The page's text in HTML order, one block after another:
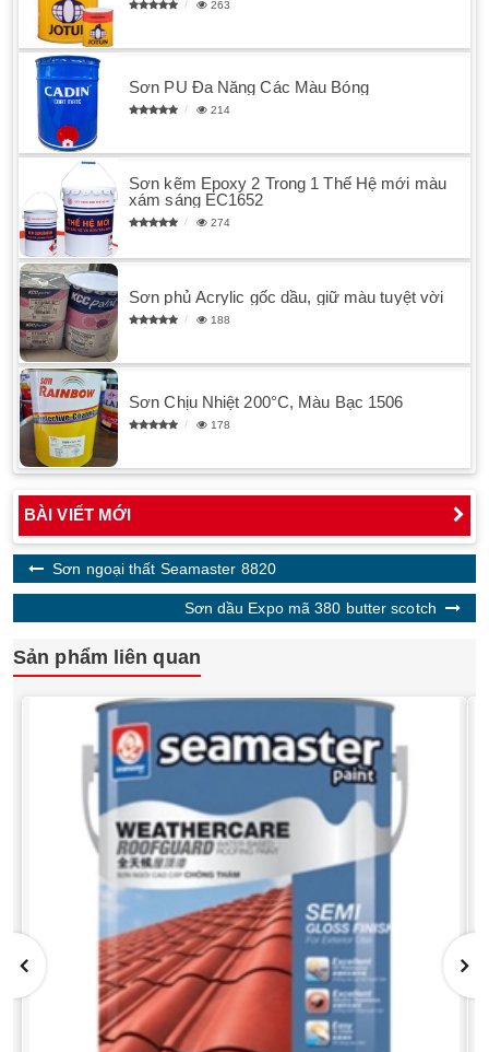
263
Sơn PU Đa Năng Các Màu Bóng
214
Sơn kẽm Epoxy 2 Trong 1 Thế Hệ mới màu
xám sáng EC1652
274
Sơn phủ Acrylic gốc dầu, giữ màu tuyệt vời
188
Sơn Chịu Nhiệt 200°C, Màu Bạc 1506
178
BÀI VIẾT MỚI
Sơn ngoại thất Seamaster 8820
Sơn dầu Expo mã 380 butter scotch
Sản phẩm liên quan